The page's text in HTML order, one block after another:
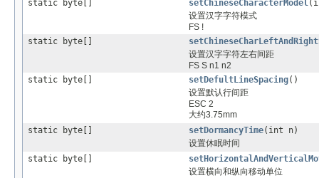
static byte[] setChineseCharacterModel
设置汉字字符模式
FS !
static byte[]
设置汉字字符左右间距
FS S n1 n2
static byte[]
setDefultLineSpacing()
设置默认行间距
ESC 2
大约3.75mm
static byte[]
setDormancyTime(int n)
设置休眠时间
static byte[]
设置横向和纵向移动单位